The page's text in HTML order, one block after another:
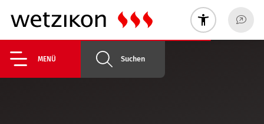
MENÜ Suchen